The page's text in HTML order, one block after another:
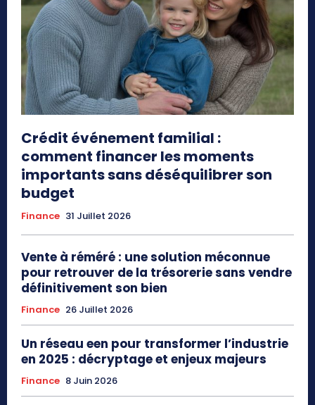
Crédit événement familial :
comment financer les moments
importants sans déséquilibrer son
budget
Finance 31 Juillet 2026
Vente à réméré : une solution méconnue
pour retrouver de la trésorerie sans vendre
définitivement son bien
Finance 26 Juillet 2026
Un réseau een pour transformer l’industrie
en 2025 : décryptage et enjeux majeurs
Finance 8 Juin 2026